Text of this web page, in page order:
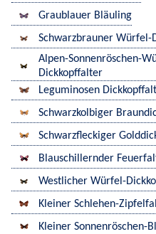
Graublauer Bläuling
Schwarzbrauner Würfel-
Alpen-Sonnenröschen-
Dickkopffalter
Leguminosen
Schwarzkolbiger
Schwarzfleckiger
Blauschillernder
Westlicher Würfel-
Kleiner Schlehen-
Kleiner Sonnenröschen-